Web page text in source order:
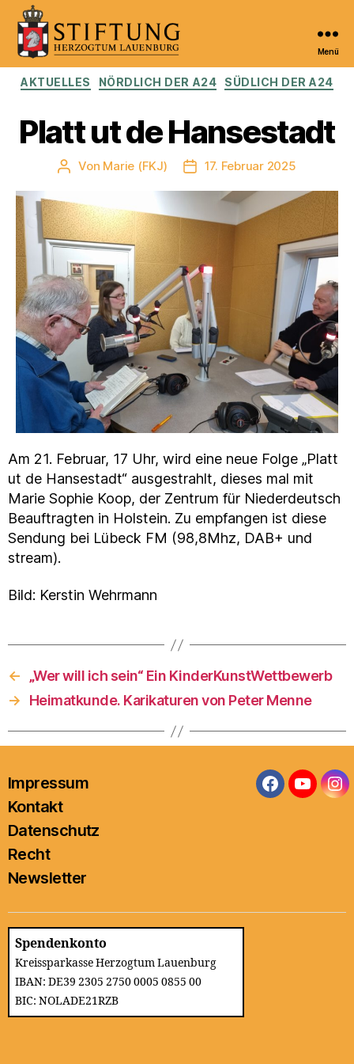
Kulturportal
der
Herzogtum
Lauenburg
Menü
Kategorien
AKTUELLES NÖRDLICH DER A24 SÜDLICH DER A24
Platt ut de Hansestadt
Beitragsautor
Von Marie (FKJ) Veröffentlichungsdatum
17. Februar 2025
Am 21. Februar, 17 Uhr, wird eine neue Folge „Platt
ut de Hansestadt“ ausgestrahlt, dieses mal mit
Marie Sophie Koop, der Zentrum für Niederdeutsch
Beauftragten in Holstein. Zu empfangen ist diese
Sendung bei Lübeck FM (98,8Mhz, DAB+ und
stream).
Bild: Kerstin Wehrmann
←
„Wer will ich sein“ Ein KinderKunstWettbewerb
→
Heimatkunde. Karikaturen von Peter Menne
Impressum
Kontakt
Datenschutz
Recht
Newsletter
Facebook
Spendenkonto
Kreissparkasse Herzogtum Lauenburg
IBAN: DE39 2305 2750 0005 0855 00
BIC: NOLADE21RZB